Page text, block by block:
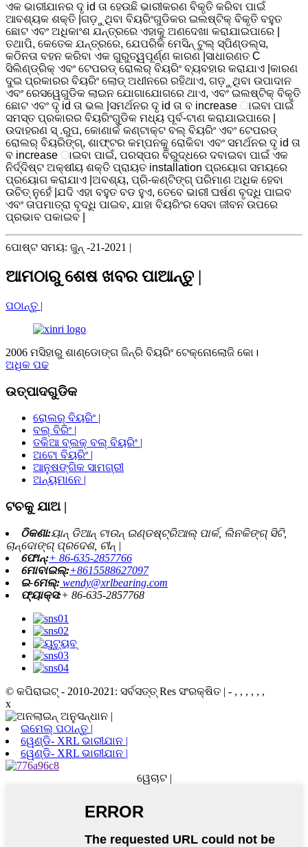
ଏକ ଭାରୀଯାନର ଦୃ id ତା ହେଉଛି ଭାରୀକରଣ ବିକୃତି କରିବା ପାଇଁ
ଆବଶ୍ୟକ ଶକ୍ତି |ଗଡ଼ୁଥିବା ବିୟରିଂଗୁଡିକର ଇଲଷ୍ଟିକ୍ ବିକୃତି ବହୁତ
ଛୋଟ ଏବଂ ଅଧିକାଂଶ ଯନ୍ତ୍ରରେ ଏହାକୁ ଅଣଦେଖା କରାଯାଇପାରେ |
ତଥାପି, କେତେକ ଯନ୍ତ୍ରରେ, ଯେପରିକି ମେସିନ୍ ଟୁଲ୍ ସ୍ପିଣ୍ଡଲ୍ସ,
କଠିନତା ବହନ କରିବା ଏକ ଗୁରୁତ୍ୱପୂର୍ଣ୍ଣ କାରଣ |ସାଧାରଣତ C
ସିଲିଣ୍ଡ୍ରିକ୍ ଏବଂ ଟେପରଡ୍ ରୋଲର୍ ବିୟରିଂ ବ୍ୟବହାର କରାଯାଏ |କାରଣ
ଦୁଇ ପ୍ରକାରର ବିୟରିଂ ଲୋଡ୍ ଅଧୀନରେ ରହିଥାଏ, ଗଡ଼ୁଥିବା ଉପାଦାନ
ଏବଂ ରେସୱେଗୁଡିକ ଲାଇନ ଯୋଗାଯୋଗରେ ଥାଏ, ଏବଂ ଇଲଷ୍ଟିକ୍ ବିକୃତି
ଛୋଟ ଏବଂ ଦୃ id ତା ଭଲ |ସମର୍ଥନର ଦୃ id ତା ବ increase ାଇବା ପାଇଁ
ସମସ୍ତ ପ୍ରକାରର ବିୟରିଂଗୁଡିକ ମଧ୍ୟ ପୂର୍ବ-ଟାଣ କରାଯାଇପାରେ |
ଉଦାହରଣ ସ୍ .ରୁପ, କୋଣାର୍କ କଣ୍ଟାକ୍ଟ ବଲ୍ ବିୟରିଂ ଏବଂ ଟେପରଡ୍
ରୋଲର୍ ବିୟରିଙ୍ଗ୍, ଶାଫ୍ଟର କମ୍ପନକୁ ରୋକିବା ଏବଂ ସମର୍ଥନର ଦୃ id ତା
ବ increase ାଇବା ପାଇଁ, ପରସ୍ପର ବିରୁଦ୍ଧରେ ଦବାଇବା ପାଇଁ ଏକ
ନିର୍ଦ୍ଦିଷ୍ଟ ଅକ୍ଷୀୟ ଶକ୍ତି ପ୍ରାୟତ installation ପ୍ରୟୋଗ ସମୟରେ
ପ୍ରୟୋଗ କରାଯାଏ |ଅବଶ୍ୟ, ପ୍ରି-କଣ୍ଟିଙ୍ଗ୍ ପରିମାଣ ଅଧିକ ହେବା
ଉଚିତ୍ ନୁହେଁ |ଯଦି ଏହା ବହୁତ ବଡ ହୁଏ, ତେବେ ଭାରୀ ଘର୍ଷଣ ବୃଦ୍ଧି ପାଇବ
ଏବଂ ତାପମାତ୍ରା ବୃଦ୍ଧି ପାଇବ, ଯାହା ବିୟରିଂର ସେବା ଜୀବନ ଉପରେ
ପ୍ରଭାବ ପକାଇବ |
ପୋଷ୍ଟ ସମୟ: ଜୁନ୍ -21-2021 |
ଆମଠାରୁ ଶେଷ ଖବର ପାଆନ୍ତୁ |
ପଠାନ୍ତୁ |
2006 ମସିହାରୁ ଶାଣ୍ଡୋଙ୍ଗ ଜିନ୍ରି ବିୟରିଂ ଟେକ୍ନୋଲୋଜି କୋ।
ଅଧିକ ପଢ
ଉତ୍ପାଦଗୁଡିକ
ରୋଲର୍ ବିୟରିଂ |
ବଲ୍ ବିରିଂ |
ତକିଆ ବ୍ଲକ୍ ବଲ୍ ବିୟରିଂ |
ଅଟୋ ବିୟରିଂ |
ଆନୁଷଙ୍ଗିକ ସାମଗ୍ରୀ
ଅନ୍ୟମାନେ |
ଟଚକୁ ଯାଅ |
ଠିକଣା:ୟାନ୍ ଡିଆନ୍ ଟାଉନ୍ ଇଣ୍ଡଷ୍ଟ୍ରିଆଲ୍ ପାର୍କ, ଲିନକିଙ୍ଗ୍ ସିଟି,
ଚାନ୍ଦୋଙ୍ଗ୍ ପ୍ରଦେଶ, ଚୀନ୍ |
ଫୋନ୍:+ 86-635-2857766
ମୋବାଇଲ୍:+8615588627097
ଇ-ମେଲ୍: wendy@xrlbearing.com
ଫ୍ୟାକ୍ସ:+ 86-635-2857768
© କପିରାଇଟ୍ - 2010-2021: ସର୍ବସତ୍ତ୍ Res ସଂରକ୍ଷିତ | - , , , , , ,
x
ଇମେଲ୍ ପଠାନ୍ତୁ |
ୱେଣ୍ଡି- XRL ଭାରୀଯାନ |
ୱେଣ୍ଡି- XRL ଭାରୀଯାନ |
ୱେଚାଟ |